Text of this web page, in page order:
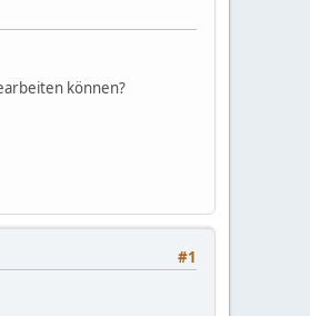
können?
#1